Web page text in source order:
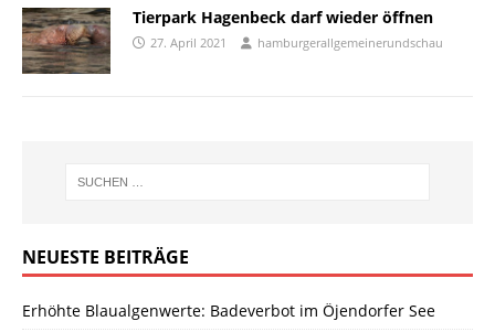
Tierpark Hagenbeck darf wieder öffnen
27. April 2021 hamburgerallgemeinerundschau
NEUESTE BEITRÄGE
Erhöhte Blaualgenwerte: Badeverbot im Öjendorfer See